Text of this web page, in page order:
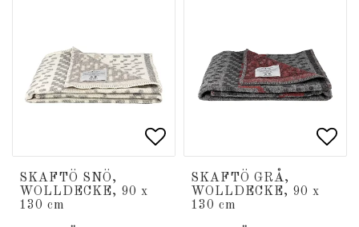
Add to list of favorites
Add to list of favorites
SKAFTÖ SNÖ,
WOLLDECKE, 90 x
130 cm
SKAFTÖ GRÅ,
WOLLDECKE, 90 x
130 cm